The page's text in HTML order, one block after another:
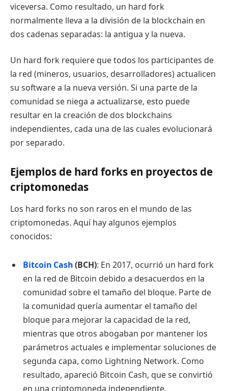
viceversa. Como resultado, un hard fork
normalmente lleva a la división de la blockchain en
dos cadenas separadas: la antigua y la nueva.
Un hard fork requiere que todos los participantes de
la red (mineros, usuarios, desarrolladores) actualicen
su software a la nueva versión. Si una parte de la
comunidad se niega a actualizarse, esto puede
resultar en la creación de dos blockchains
independientes, cada una de las cuales evolucionará
por separado.
Ejemplos de hard forks en proyectos de
criptomonedas
Los hard forks no son raros en el mundo de las
criptomonedas. Aquí hay algunos ejemplos
conocidos:
Bitcoin Cash(BCH): En 2017, ocurrió un hard fork
en la red de Bitcoin debido a desacuerdos en la
comunidad sobre el tamaño del bloque. Parte de
la comunidad quería aumentar el tamaño del
bloque para mejorar la capacidad de la red,
mientras que otros abogaban por mantener los
parámetros actuales e implementar soluciones de
segunda capa, como Lightning Network. Como
resultado, apareció Bitcoin Cash, que se convirtió
en una criptomoneda independiente.